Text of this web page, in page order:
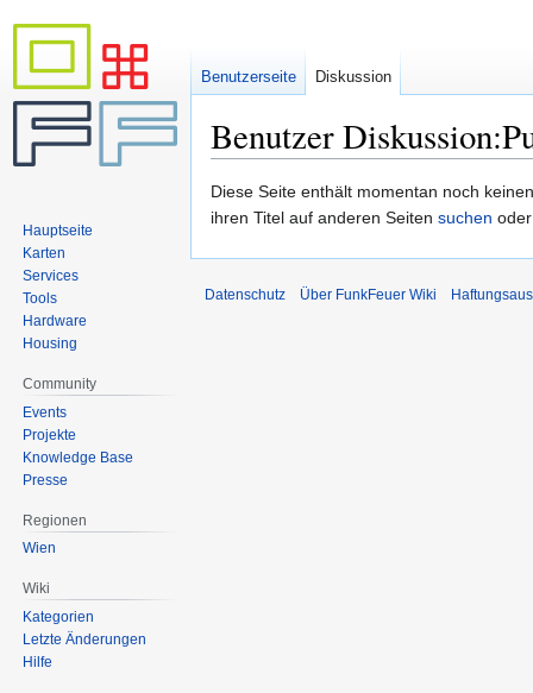
Benutzer
Zur
Navigation
Zur
Suche
Diese Seite enthält momentan noch
ihren Titel auf anderen Seiten suchen
Benutzerseite Diskussion
Hauptseite
Karten
Services
Tools
Hardware
Housing
Community
Events
Projekte
Knowledge Base
Presse
Regionen
Wien
Wiki
Kategorien
Letzte Änderungen
Hilfe
Datenschutz Über FunkFeuer Wiki